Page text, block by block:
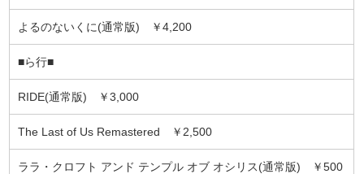
よるのないくに(通常版) ￥4,200
■ら行■
RIDE(通常版) ￥3,000
The Last of Us Remastered ￥2,500
ララ・クロフト アンド テンプル オブ オシリス(通常版) ￥500